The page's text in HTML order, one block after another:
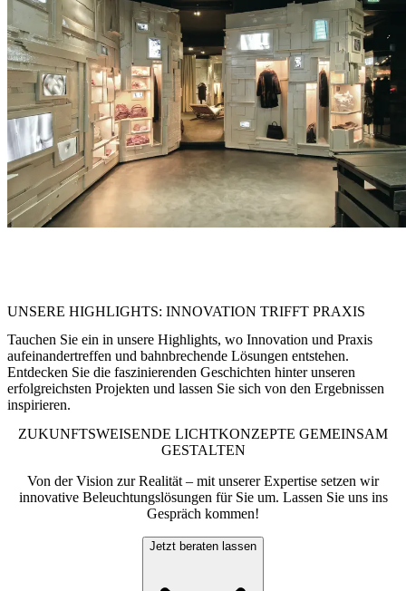
UNSERE HIGHLIGHTS: INNOVATION TRIFFT PRAXIS
Tauchen Sie ein in unsere Highlights, wo Innovation und Praxis
aufeinandertreffen und bahnbrechende Lösungen entstehen.
Entdecken Sie die faszinierenden Geschichten hinter unseren
erfolgreichsten Projekten und lassen Sie sich von den Ergebnissen
inspirieren.
ZUKUNFTSWEISENDE LICHTKONZEPTE GEMEINSAM
GESTALTEN
Von der Vision zur Realität – mit unserer Expertise setzen wir
innovative Beleuchtungslösungen für Sie um. Lassen Sie uns ins
Gespräch kommen!
Jetzt beraten lassen